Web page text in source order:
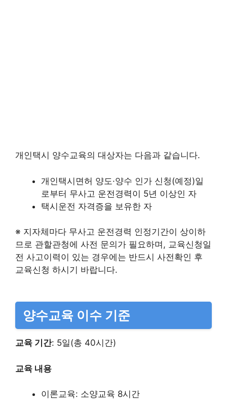
개인택시 양수교육의 대상자는 다음과 같습니다.
개인택시면허 양도·양수 인가 신청(예정)일
로부터 무사고 운전경력이 5년 이상인 자​
택시운전 자격증을 보유한 자​
※ 지자체마다 무사고 운전경력 인정기간이 상이하
므로 관할관청에 사전 문의가 필요하며, 교육신청일
전 사고이력이 있는 경우에는 반드시 사전확인 후
교육신청 하시기 바랍니다.​
양수교육 이수 기준
교육 기간: 5일(총 40시간)​
교육 내용
이론교육: 소양교육 8시간​